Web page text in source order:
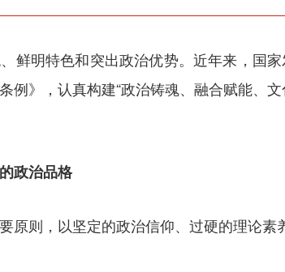
鲜明特色和突出政治优势。近年来，国
例》，认真构建“政治铸魂、融合赋能、
政治品格
原则，以坚定的政治信仰、过硬的理论素